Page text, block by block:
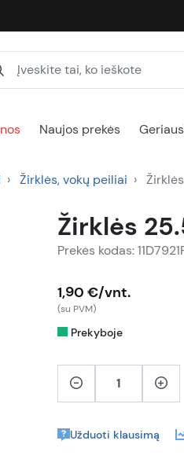
Naujos prekės
Žirklės, vokų peiliai
Žirklės
Prekės kodas:
1,90 €/vnt.
(su PVM)
Prekyboje
Užduoti klausimą